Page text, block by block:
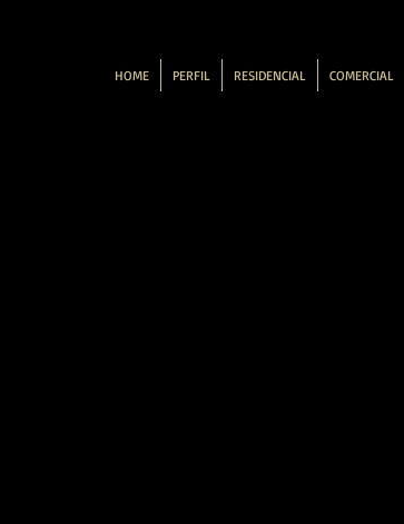
HOME PERFIL RESIDENCIAL COMERCIAL